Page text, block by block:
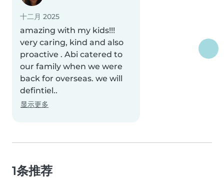
十二月 2025
amazing with my kids!!!
very caring, kind and also
proactive . Abi catered to
our family when we were
back for overseas. we will
defintiel..
显示更多
1条推荐